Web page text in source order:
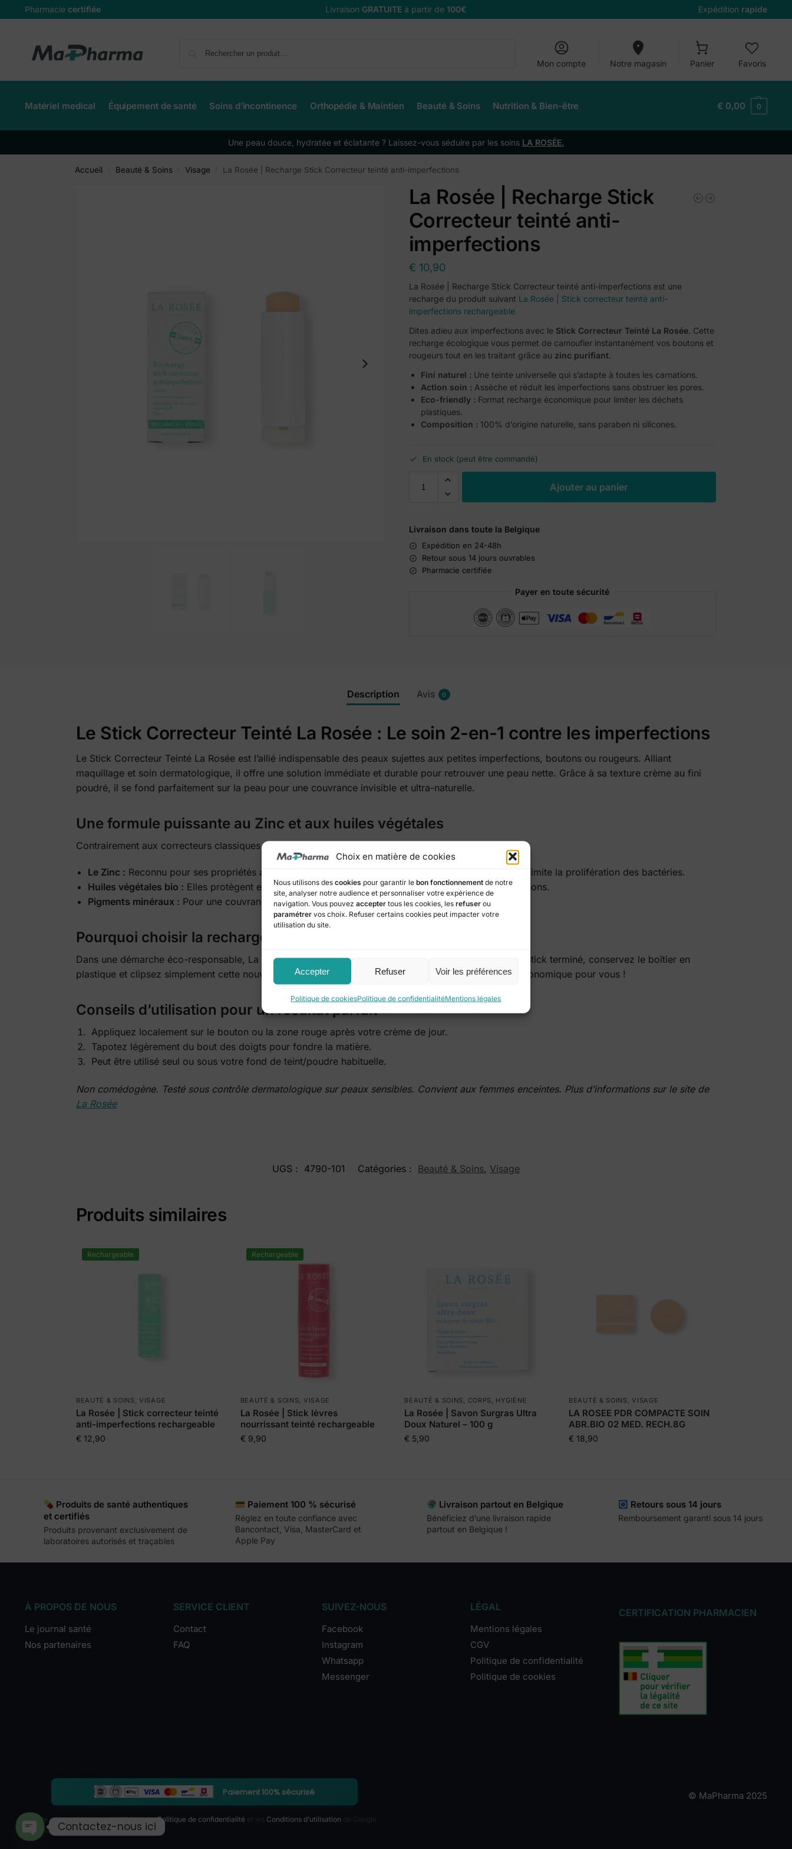
Choix en matière de cookies
Nous utilisons des cookies pour garantir le bon fonctionnement de notre
site, analyser notre audience et personnaliser votre expérience de
navigation. Vous pouvez accepter tous les cookies, les refuser ou
paramétrer vos choix. Refuser certains cookies peut impacter votre
utilisation du site.
Accepter Refuser Voir les préférences
Politique de cookiesPolitique de confidentialitéMentions légales
Pharmacie certifiée Livraison GRATUITE à partir de 100€ Expédition rapide
Mon compte Notre magasin Panier Favoris
Matériel medical Équipement de santé Soins d’incontinence Orthopédie & Maintien Beauté & Soins Nutrition & Bien-être € 0,00 0
Une peau douce, hydratée et éclatante ? Laissez-vous séduire par les soins LA ROSÉE.
Accueil Beauté & Soins Visage La Rosée | Recharge Stick Correcteur teinté anti-imperfections
La Rosée | Recharge Stick
Correcteur teinté anti-
imperfections
€ 10,90
La Rosée | Recharge Stick Correcteur teinté anti-imperfections est une
recharge du produit suivant La Rosée | Stick correcteur teinté anti-
imperfections rechargeable
Dites adieu aux imperfections avec le Stick Correcteur Teinté La Rosée. Cette
recharge écologique vous permet de camoufler instantanément vos boutons et
rougeurs tout en les traitant grâce au zinc purifiant.
Fini naturel : Une teinte universelle qui s’adapte à toutes les carnations.
Action soin : Assèche et réduit les imperfections sans obstruer les pores.
Eco-friendly : Format recharge économique pour limiter les déchets
plastiques.
Composition : 100% d’origine naturelle, sans paraben ni silicones.
En stock (peut être commandé)
Ajouter au panier
Livraison dans toute la Belgique
Expédition en 24-48h
Retour sous 14 jours ouvrables
Pharmacie certifiée
Payer en toute sécurité
Description Avis 0
Le Stick Correcteur Teinté La Rosée : Le soin 2-en-1 contre les imperfections
Le Stick Correcteur Teinté La Rosée est l’allié indispensable des peaux sujettes aux petites imperfections, boutons ou rougeurs. Alliant
maquillage et soin dermatologique, il offre une solution immédiate et durable pour retrouver une peau nette. Grâce à sa texture crème au fini
poudré, il se fond parfaitement sur la peau pour une couvrance invisible et ultra-naturelle.
Une formule puissante au Zinc et aux huiles végétales
Contrairement aux correcteurs classiques qui se contentent de masquer, ce stick agit à la source :
Le Zinc : Reconnu pour ses propriétés antibactériennes et cicatrisantes, il assèche l’imperfection et limite la prolifération des bactéries.
Huiles végétales bio : Elles protègent et nourrissent la peau pour éviter les marques post-imperfections.
Pigments minéraux : Pour une couvrance haute performance sans effet masque.
Pourquoi choisir la recharge ?
Dans une démarche éco-responsable, La Rosée propose ce format
. Une fois votre stick terminé, conservez le boîtier en
plastique et clipsez simplement cette nouvelle recharge à l’intérieur. C’est 100% écologique et plus économique pour vous !
Conseils d’utilisation pour un résultat parfait
Appliquez localement sur le bouton ou la zone rouge après votre crème de jour.
Tapotez légèrement du bout des doigts pour fondre la matière.
Peut être utilisé seul ou sous votre fond de teint/poudre habituelle.
Non comédogène. Testé sous contrôle dermatologique sur peaux sensibles. Convient aux femmes enceintes. Plus d’informations sur le site de
La Rosée
UGS : 4790-101 Catégories : Beauté & Soins, Visage
Produits similaires
Rechargeable
BEAUTÉ & SOINS ,VISAGE
La Rosée | Stick correcteur teinté
anti-imperfections rechargeable
€ 12,90
Rechargeable
BEAUTÉ & SOINS, VISAGE
La Rosée | Stick lèvres
nourrissant teinté rechargeable
€ 9,90
BEAUTÉ & SOINS , CORPS , HYGIÈNE
La Rosée | Savon Surgras Ultra
Doux Naturel – 100 g
€ 5,90
BEAUTÉ & SOINS ,VISAGE
LA ROSEE PDR COMPACTE SOIN
ABR.BIO 02 MED. RECH.8G
€ 18,90
Produits de santé authentiques
et certifiés
Produits provenant exclusivement de
laboratoires autorisés et traçables
Paiement 100 % sécurisé
Réglez en toute confiance avec
Bancontact, Visa, MasterCard et
Apple Pay
Livraison partout en Belgique
Bénéficiez d’une livraison rapide
partout en Belgique !
Retours sous 14 jours
Remboursement garanti sous 14 jours
À PROPOS DE NOUS
Le journal santé
Nos partenaires
SERVICE CLIENT
Contact
FAQ
SUIVEZ-NOUS
Facebook
Instagram
Whatsapp
Messenger
LÉGAL
Mentions légales
CGV
Politique de confidentialité
Politique de cookies
CERTIFICATION PHARMACIEN
Paiement 100% sécurisé
Ce site est protégé par reCAPTCHA. LaPolitique de confidentialitéet les Conditions d’utilisation
s’appliquent.
© MaPharma 2025
Contactez-nous ici